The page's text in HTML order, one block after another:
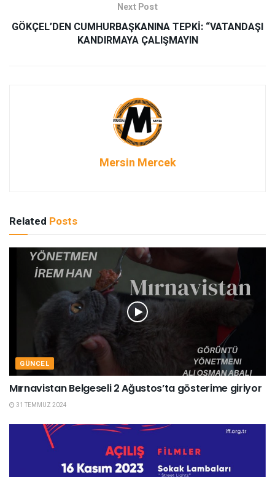
Next Post
GÖKÇEL’DEN CUMHURBAŞKANINA TEPKİ: “VATANDAŞI
KANDIRMAYA ÇALIŞMAYIN
Mersin Mercek
Related Posts
GÜNCEL
Mırnavistan Belgeseli 2 Ağustos’ta gösterime giriyor
31 TEMMUZ 2024